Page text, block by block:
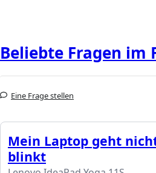
Beliebte Fragen im
Eine Frage stellen
Mein Laptop geht
blinkt